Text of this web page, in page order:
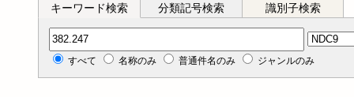
キーワード検索 分類記号検索 識別子検索
分類記号検索
すべて 名称のみ 普通件名のみ ジャンルのみ